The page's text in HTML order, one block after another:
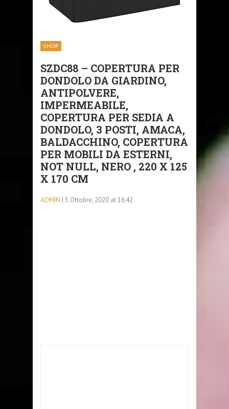
SHOP
SZDC88 – COPERTURA PER
DONDOLO DA GIARDINO,
ANTIPOLVERE,
IMPERMEABILE,
COPERTURA PER SEDIA A
DONDOLO, 3 POSTI, AMACA,
BALDACCHINO, COPERTURA
PER MOBILI DA ESTERNI,
NOT NULL, NERO , 220 X 125
X 170 CM
ADMIN | 5 Ottobre, 2020 at 16:42